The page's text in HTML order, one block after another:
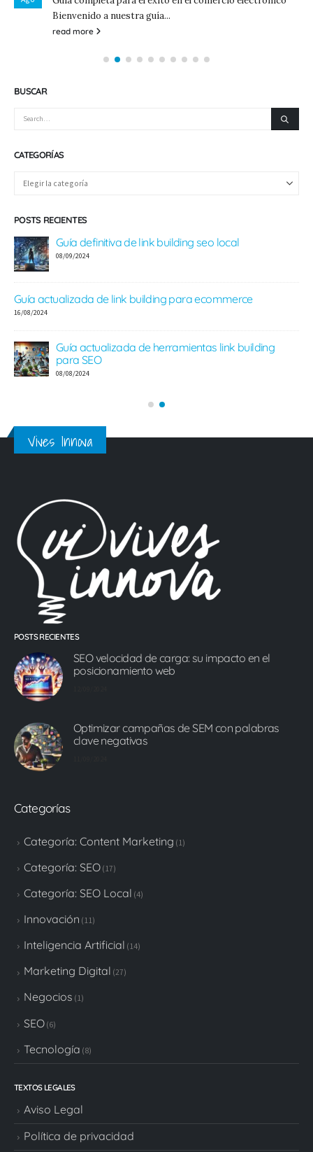
Bienvenido a nuestra guía...
read more
BUSCAR
CATEGORÍAS
POSTS RECIENTES
Guía definitiva de link building seo local
08/09/2024
Guía actualizada de link building para ecommerce
16/08/2024
Guía actualizada de herramientas link building
para SEO
08/08/2024
Vives Innova
POSTS RECIENTES
SEO velocidad de carga: su impacto en el
posicionamiento web
Optimizar campañas de SEM con palabras
clave negativas
Categorías
Categoría: Content Marketing (1)
Categoría: SEO (17)
Categoría: SEO Local (4)
Innovación (11)
Inteligencia Artificial (14)
Marketing Digital (27)
Negocios (1)
SEO (6)
Tecnología (8)
TEXTOS LEGALES
Aviso Legal
Política de privacidad